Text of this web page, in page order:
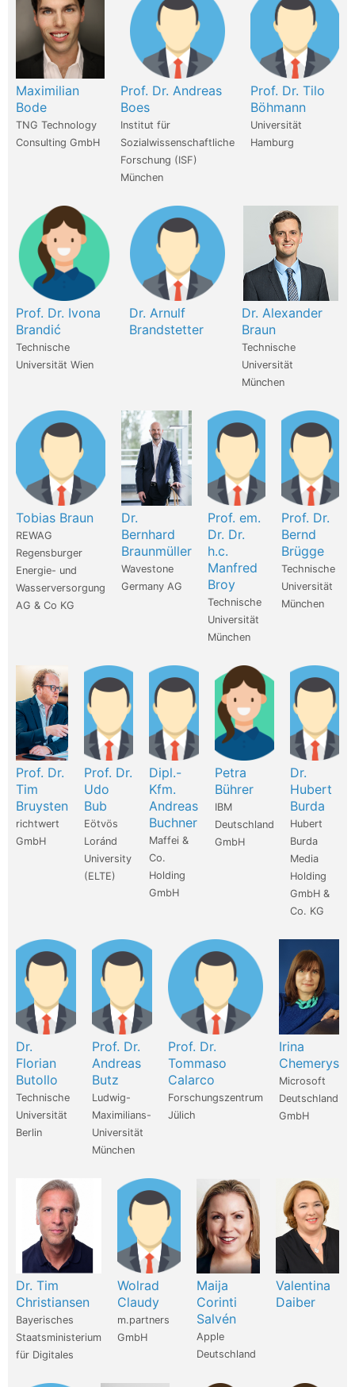
Maximilian
Bode
TNG Technology
Consulting GmbH
Prof. Dr. Andreas
Boes
Institut für
Sozialwissenschaftliche
Forschung (ISF)
München
Prof. Dr. Tilo
Böhmann
Universität
Hamburg
Prof. Dr. Ivona
Brandić
Technische
Universität Wien
Dr. Arnulf
Brandstetter
Dr. Alexander
Braun
Technische
Universität
München
Tobias Braun
REWAG
Regensburger
Energie- und
Wasserversorgung
AG & Co KG
Dr.
Bernhard
Braunmüller
Wavestone
Germany AG
Prof. em.
Dr. Dr.
h.c.
Manfred
Broy
Technische
Universität
München
Prof. Dr.
Bernd
Brügge
Technische
Universität
München
Prof. Dr.
Tim
Bruysten
richtwert
GmbH
Prof. Dr.
Udo
Bub
Eötvös
Loránd
University
(ELTE)
Dipl.-
Kfm.
Andreas
Buchner
Maffei &
Co.
Holding
GmbH
Petra
Bührer
IBM
Deutschland
GmbH
Dr.
Hubert
Burda
Hubert
Burda
Media
Holding
GmbH &
Co. KG
Dr.
Florian
Butollo
Technische
Universität
Berlin
Prof. Dr.
Andreas
Butz
Ludwig-
Maximilians-
Universität
München
Prof. Dr.
Tommaso
Calarco
Forschungszentrum
Jülich
Irina
Chemerys
Microsoft
Deutschland
GmbH
Dr. Tim
Christiansen
Bayerisches
Staatsministerium
für Digitales
Wolrad
Claudy
m.partners
GmbH
Maija
Corinti
Salvén
Apple
Deutschland
Valentina
Daiber